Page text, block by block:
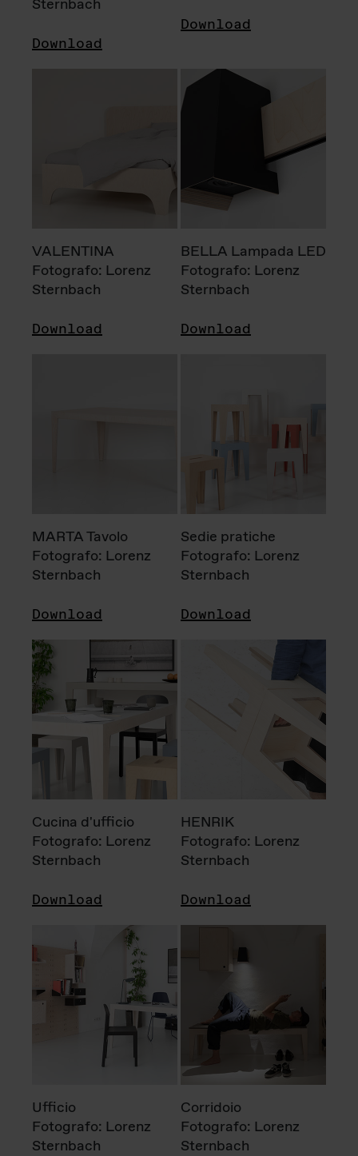
Sternbach
Download
Download
VALENTINA
Fotografo: Lorenz
Sternbach
Download
BELLA Lampada LED
Fotografo: Lorenz
Sternbach
Download
MARTA Tavolo
Fotografo: Lorenz
Sternbach
Download
Sedie pratiche
Fotografo: Lorenz
Sternbach
Download
Cucina d'ufficio
Fotografo: Lorenz
Sternbach
Download
HENRIK
Fotografo: Lorenz
Sternbach
Download
Ufficio
Fotografo: Lorenz
Sternbach
Corridoio
Fotografo: Lorenz
Sternbach